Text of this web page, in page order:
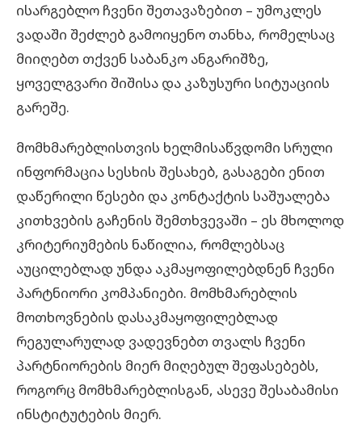
ისარგებლო ჩვენი შეთავაზებით – უმოკლეს
ვადაში შეძლებ გამოიყენო თანხა, რომელსაც
მიიღებთ თქვენ საბანკო ანგარიშზე,
ყოველგვარი შიშისა და კაზუსური სიტუაციის
გარეშე.
მომხმარებლისთვის ხელმისაწვდომი სრული
ინფორმაცია სესხის შესახებ, გასაგები ენით
დაწერილი წესები და კონტაქტის საშუალება
კითხვების გაჩენის შემთხვევაში – ეს მხოლოდ
კრიტერიუმების ნაწილია, რომლებსაც
აუცილებლად უნდა აკმაყოფილებდნენ ჩვენი
პარტნიორი კომპანიები. მომხმარებლის
მოთხოვნების დასაკმაყოფილებლად
რეგულარულად ვადევნებთ თვალს ჩვენი
პარტნიორების მიერ მიღებულ შეფასებებს,
როგორც მომხმარებლისგან, ასევე შესაბამისი
ინსტიტუტების მიერ.